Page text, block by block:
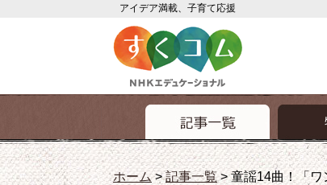
アイデア満載、子育て応援
ホーム>記事一覧>童謡14曲！「